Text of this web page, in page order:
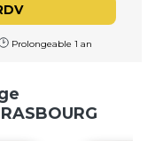
Prolongeable 1 an